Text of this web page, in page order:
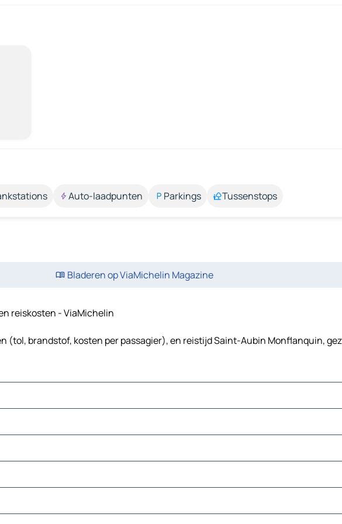
Auto-laadpunten Parkings Tussenstops
Bladeren op ViaMichelin Magazine
reiskosten - ViaMichelin
(tol, brandstof, kosten per passagier), en reistijd Saint-Aubin Monflanquin,